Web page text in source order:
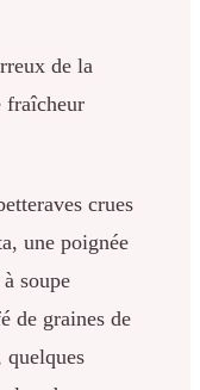
de la
fraîcheur
crues
une poignée
soupe
de graines de